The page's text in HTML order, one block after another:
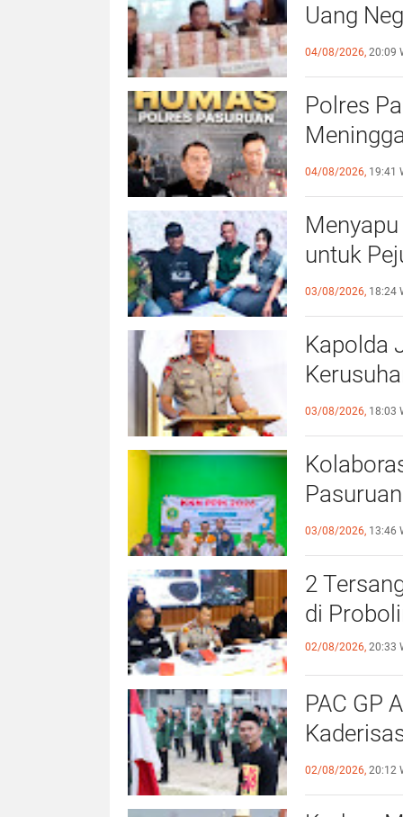
Uang
Terus
04/08/2026, 20:09
Polres
Tuntas
04/08/2026, 19:41
untuk
Resmi
03/08/2026, 18:24
Kapolda
Hoaks
03/08/2026, 18:03
Gebrakan
03/08/2026, 13:46
2
di
02/08/2026, 20:33
PAC GP
Islam
02/08/2026, 20:12